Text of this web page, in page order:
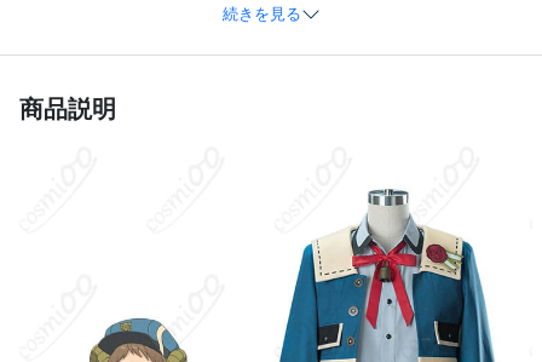
Tenma Mitsuru / Mitsuru
イメージ
元気・かわいい・爽やか・アクティブ
コート、シャツ、半ズボン、スカーフ、胸
飾り、ベルト、腰飾り、帽子、手袋。※生
産ロットや工芸のアップグレードにより、
セット内容が変更される場合があります。
続きを見る
商品説明